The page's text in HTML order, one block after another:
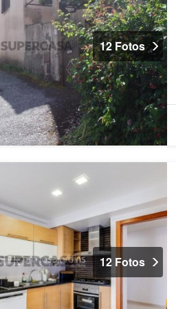
12 Fotos
12 Fotos